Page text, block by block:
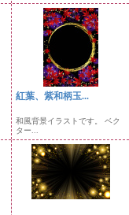
紅葉、紫和柄玉...
和風背景イラストです。 ベク
ター...